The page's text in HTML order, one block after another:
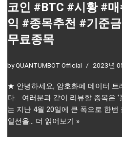
코인 #BTC #시황 #
익 #종목추천 #기준
무료종목
byQUANTUMBOT Official 2023년
★ 안녕하세요, 암호화폐 데이터 트
다. 여러분과 같이 리뷰할 종목은 ‘
는 지난 4월 20일에 큰 폭으로 한
일선을… 더 읽어보기 »